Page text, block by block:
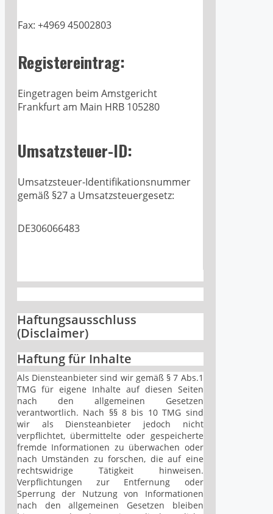
Fax: +4969 45002803
Registereintrag:
Eingetragen beim Amstgericht
Frankfurt am Main HRB 105280
Umsatzsteuer-ID:
Umsatzsteuer-Identifikationsnummer
gemäß §27 a Umsatzsteuergesetz:
DE306066483
Haftungsausschluss
(Disclaimer)
Haftung für Inhalte
Als Diensteanbieter sind wir gemäß § 7 Abs.1
TMG für eigene Inhalte auf diesen Seiten
nach den allgemeinen Gesetzen
verantwortlich. Nach §§ 8 bis 10 TMG sind
wir als Diensteanbieter jedoch nicht
verpflichtet, übermittelte oder gespeicherte
fremde Informationen zu überwachen oder
nach Umständen zu forschen, die auf eine
rechtswidrige Tätigkeit hinweisen.
Verpflichtungen zur Entfernung oder
Sperrung der Nutzung von Informationen
nach den allgemeinen Gesetzen bleiben